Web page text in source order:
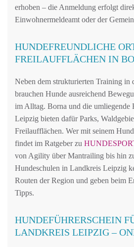
erhoben – die Anmeldung erfolgt
Einwohnermeldeamt oder der
HUNDEFREUNDLICHE
FREILAUFFLÄCHEN IN
Neben dem strukturierten Training in
brauchen Hunde ausreichend
im Alltag. Borna und die umliegende
Leipzig bieten dafür Parks,
Freilaufflächen. Wer mit seinem
findet im Ratgeber zu
von Agility über Mantrailing bis hin
Hundeschulen in Landkreis Leipzig
Routen der Region und geben beim
Tipps.
HUNDEFÜHRERSCHEIN
LANDKREIS LEIPZIG –